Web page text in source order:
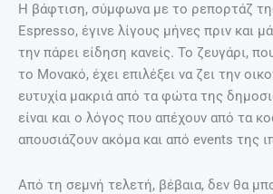
Η βάφτιση, σύμφωνα με το ρεπορτάζ
Espresso, έγινε λίγους μήνες πριν και
την πάρει είδηση κανείς. Το ζευγάρι,
το Μονακό, έχει επιλέξει να ζει την
ευτυχία μακριά από τα φώτα της
είναι και ο λόγος που απέχουν από τα
απουσιάζουν ακόμα και από events της
Από τη σεμνή τελετή, βέβαια, δεν θα